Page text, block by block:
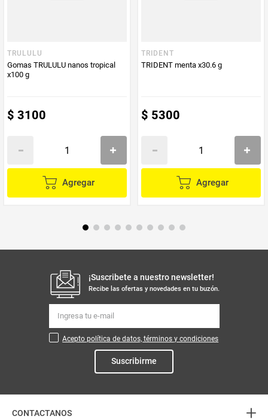
TRULULU
Gomas TRULULU nanos tropical
x100 g
$ 3100
Agregar
TRIDENT
TRIDENT menta x30.6 g
$ 5300
Agregar
¡Suscribete a nuestro newsletter!
Recibe las ofertas y novedades en tu buzón.
Acepto política de datos, términos y condiciones
Suscribirme
CONTACTANOS +